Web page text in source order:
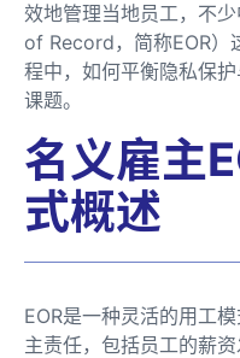
效地管理当地员工，不
of Record，简称EOR）
程中，如何平衡隐私保
课题。
名义雇主
式概述
EOR是一种灵活的用工
主责任，包括员工的薪